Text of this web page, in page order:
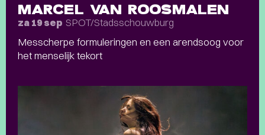
MARCEL VAN ROOSMALEN
za 19 sep SPOT/Stadsschouwburg
Messcherpe formuleringen en een arendsoog voor
het menselijk tekort